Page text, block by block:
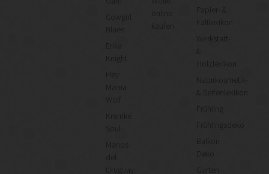
Cowgirl
Knight
Mama
Wolf
Kremke
Manos
Uruguay
kaufen
Papier- &
Faltlexikon
Werkstatt-
&
Holzlexikon
Naturkosmetik-
& Seifenlexikon
Frühling
Frühlingsdeko
Balkon
Deko
Garten